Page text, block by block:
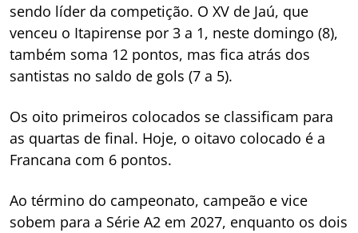
sendo líder da competição. O XV de Jaú, que
venceu o Itapirense por 3 a 1, neste domingo (8),
também soma 12 pontos, mas fica atrás dos
santistas no saldo de gols (7 a 5).
Os oito primeiros colocados se classificam para
as quartas de final. Hoje, o oitavo colocado é a
Francana com 6 pontos.
Ao término do campeonato, campeão e vice
sobem para a Série A2 em 2027, enquanto os dois